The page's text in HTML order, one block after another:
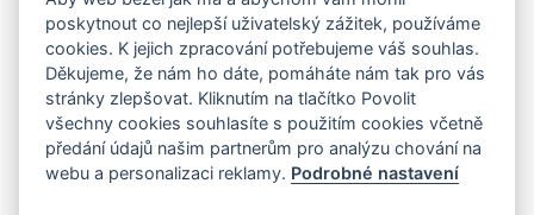
Londýnská 558
Liberec, 460 01
Provozovna Toyota Professional
Doubská 660,
Liberec 463 12
Auto KP Plus:
poskytnout co nejlepší uživatelský zážitek, používáme
cookies. K jejich zpracování potřebujeme váš souhlas.
Děkujeme, že nám ho dáte, pomáháte nám tak pro vás
stránky zlepšovat. Kliknutím na tlačítko Povolit
všechny cookies souhlasíte s použitím cookies včetně
předání údajů našim partnerům pro analýzu chování na
webu a personalizaci reklamy. Podrobné nastavení